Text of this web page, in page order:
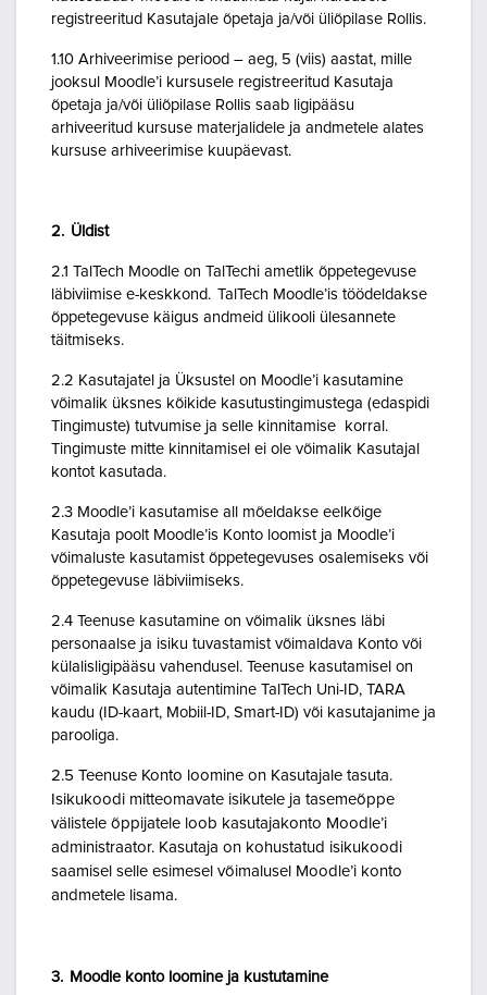
registreeritud Kasutajale õpetaja ja/või üliõpilase Rollis.
1.10 Arhiveerimise periood – aeg, 5 (viis) aastat, mille
jooksul Moodle’i kursusele registreeritud Kasutaja
õpetaja ja/või üliõpilase Rollis saab ligipääsu
arhiveeritud kursuse materjalidele ja andmetele alates
kursuse arhiveerimise kuupäevast.
2. Üldist
2.1 TalTech Moodle on TalTechi ametlik õppetegevuse
läbiviimise e-keskkond. TalTech Moodle’is töödeldakse
õppetegevuse käigus andmeid ülikooli ülesannete
täitmiseks.
2.2 Kasutajatel ja Üksustel on Moodle’i kasutamine
võimalik üksnes kõikide kasutustingimustega (edaspidi
Tingimuste) tutvumise ja selle kinnitamise korral.
Tingimuste mitte kinnitamisel ei ole võimalik Kasutajal
kontot kasutada.
2.3 Moodle’i kasutamise all mõeldakse eelkõige
Kasutaja poolt Moodle’is Konto loomist ja Moodle’i
võimaluste kasutamist õppetegevuses osalemiseks või
õppetegevuse läbiviimiseks.
2.4 Teenuse kasutamine on võimalik üksnes läbi
personaalse ja isiku tuvastamist võimaldava Konto või
külalisligipääsu vahendusel. Teenuse kasutamisel on
võimalik Kasutaja autentimine TalTech Uni-ID, TARA
kaudu (ID-kaart, Mobiil-ID, Smart-ID) või kasutajanime ja
parooliga.
2.5 Teenuse Konto loomine on Kasutajale tasuta.
Isikukoodi mitteomavate isikutele ja tasemeõppe
välistele õppijatele loob kasutajakonto Moodle’i
administraator. Kasutaja on kohustatud isikukoodi
saamisel selle esimesel võimalusel Moodle’i konto
andmetele lisama.
3. Moodle konto loomine ja kustutamine